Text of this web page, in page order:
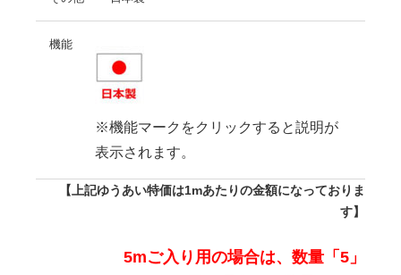
機能
※機能マークをクリックすると説明が
表示されます。
【上記ゆうあい特価は1mあたりの金額になっておりま
す】
5mご入り用の場合は、数量「5」